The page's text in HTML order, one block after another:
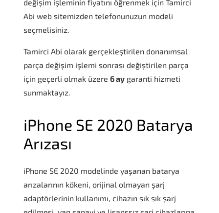
değişim işleminin fiyatını öğrenmek için Tamirci
Abi web sitemizden telefonunuzun modeli
seçmelisiniz.
Tamirci Abi olarak gerçekleştirilen donanımsal
parça değişim işlemi sonrası değiştirilen parça
için geçerli olmak üzere 6 ay garanti hizmeti
sunmaktayız.
iPhone SE 2020 Batarya
Arızası
iPhone SE 2020 modelinde yaşanan batarya
arızalarının kökeni, orijinal olmayan şarj
adaptörlerinin kullanımı, cihazın sık sık şarj